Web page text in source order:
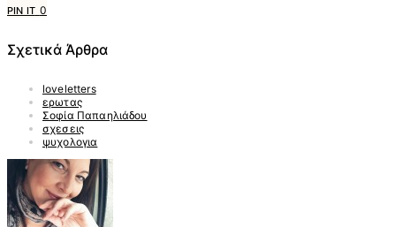
PIN IT 0
Σχετικά Άρθρα
loveletters
ερωτας
Σοφία Παπαηλιάδου
σχεσεις
ψυχολογια